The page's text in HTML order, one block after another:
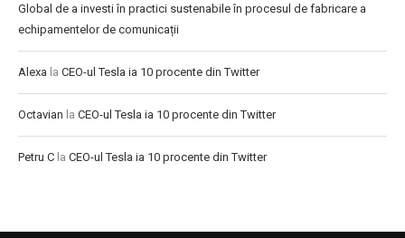
Global de a investi în practici sustenabile în procesul de fabricare a
echipamentelor de comunicații
Alexa la CEO-ul Tesla ia 10 procente din Twitter
Octavian la CEO-ul Tesla ia 10 procente din Twitter
Petru C la CEO-ul Tesla ia 10 procente din Twitter